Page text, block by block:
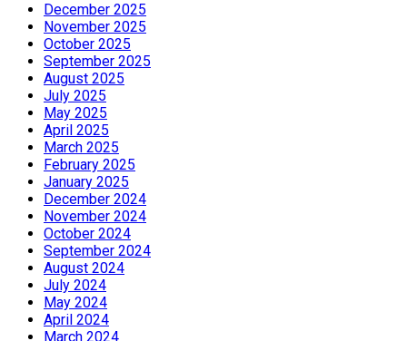
December 2025
November 2025
October 2025
September 2025
August 2025
July 2025
May 2025
April 2025
March 2025
February 2025
January 2025
December 2024
November 2024
October 2024
September 2024
August 2024
July 2024
May 2024
April 2024
March 2024